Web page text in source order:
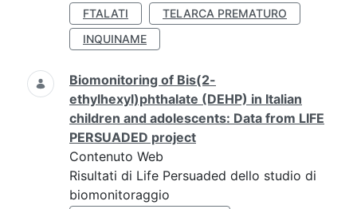
FTALATI
TELARCA PREMATURO
INQUINAME
Biomonitoring of Bis(2-
ethylhexyl)phthalate (DEHP) in Italian
children and adolescents: Data from LIFE
PERSUADED project
Contenuto Web
Risultati di Life Persuaded dello studio di
biomonitoraggio